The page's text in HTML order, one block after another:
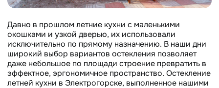
Давно в прошлом летние кухни с маленькими
окошками и узкой дверью, их использовали
исключительно по прямому назначению. В наши дни
широкий выбор вариантов остекления позволяет
даже небольшое по площади строение превратить в
эффектное, эргономичное пространство. Остекление
летней кухни в Электрогорске, выполненное нашими